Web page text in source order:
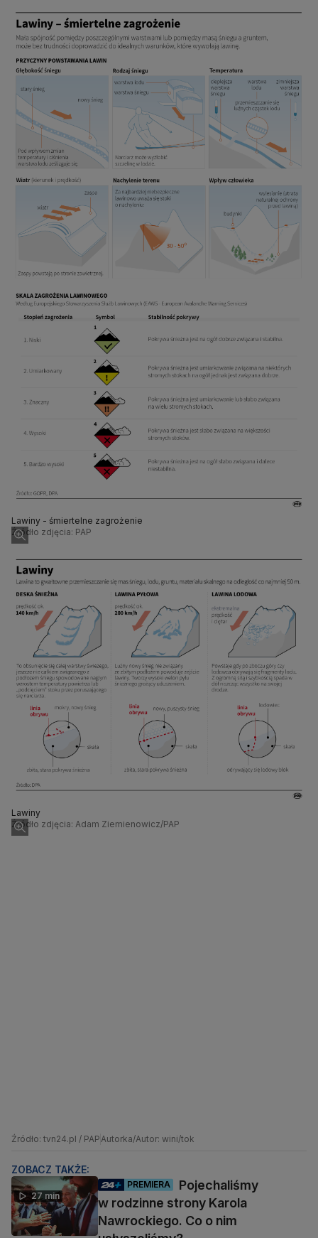
Lawiny - śmiertelne zagrożenie
Źródło zdjęcia: PAP
Lawiny
Źródło zdjęcia: Adam Ziemienowicz/PAP
Źródło: tvn24.pl / PAP Autorka/Autor: wini/tok
ZOBACZ TAKŻE:
27 min
PREMIERA
Pojechaliśmy
w rodzinne strony Karola
Nawrockiego. Co o nim